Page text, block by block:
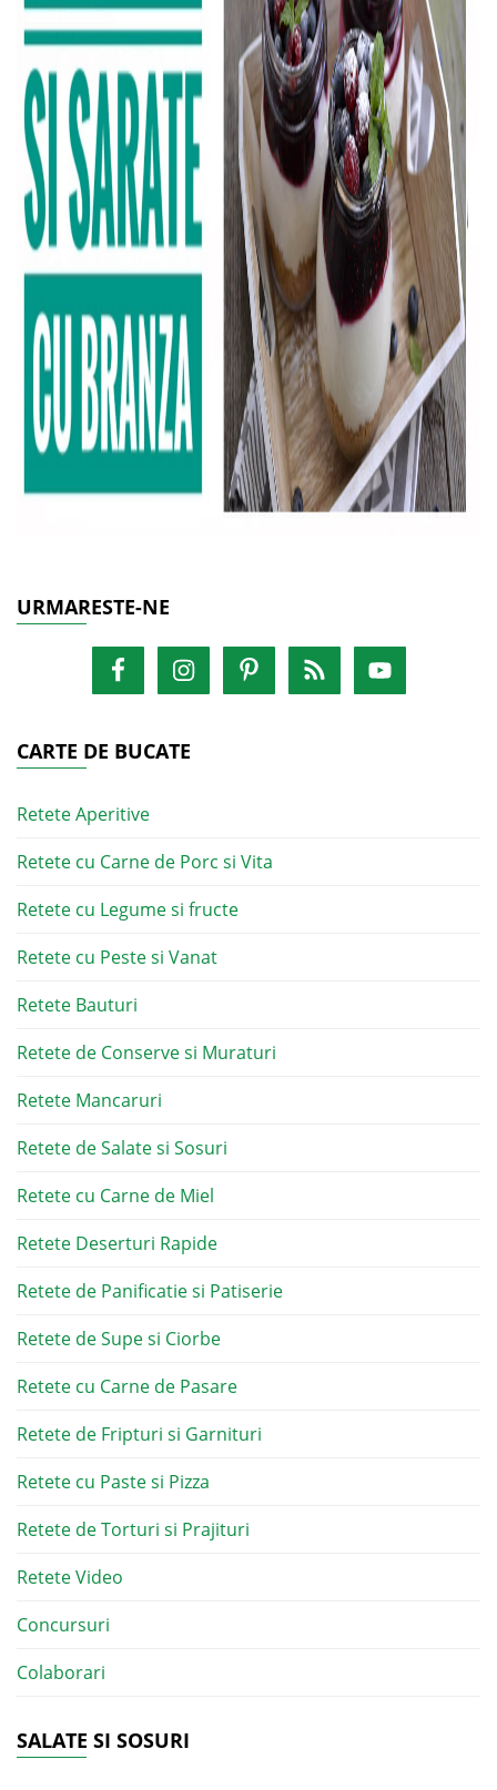
URMARESTE-NE
CARTE DE BUCATE
Retete Aperitive
Retete cu Carne de Porc si Vita
Retete cu Legume si fructe
Retete cu Peste si Vanat
Retete Bauturi
Retete de Conserve si Muraturi
Retete Mancaruri
Retete de Salate si Sosuri
Retete cu Carne de Miel
Retete Deserturi Rapide
Retete de Panificatie si Patiserie
Retete de Supe si Ciorbe
Retete cu Carne de Pasare
Retete de Fripturi si Garnituri
Retete cu Paste si Pizza
Retete de Torturi si Prajituri
Retete Video
Concursuri
Colaborari
SALATE SI SOSURI